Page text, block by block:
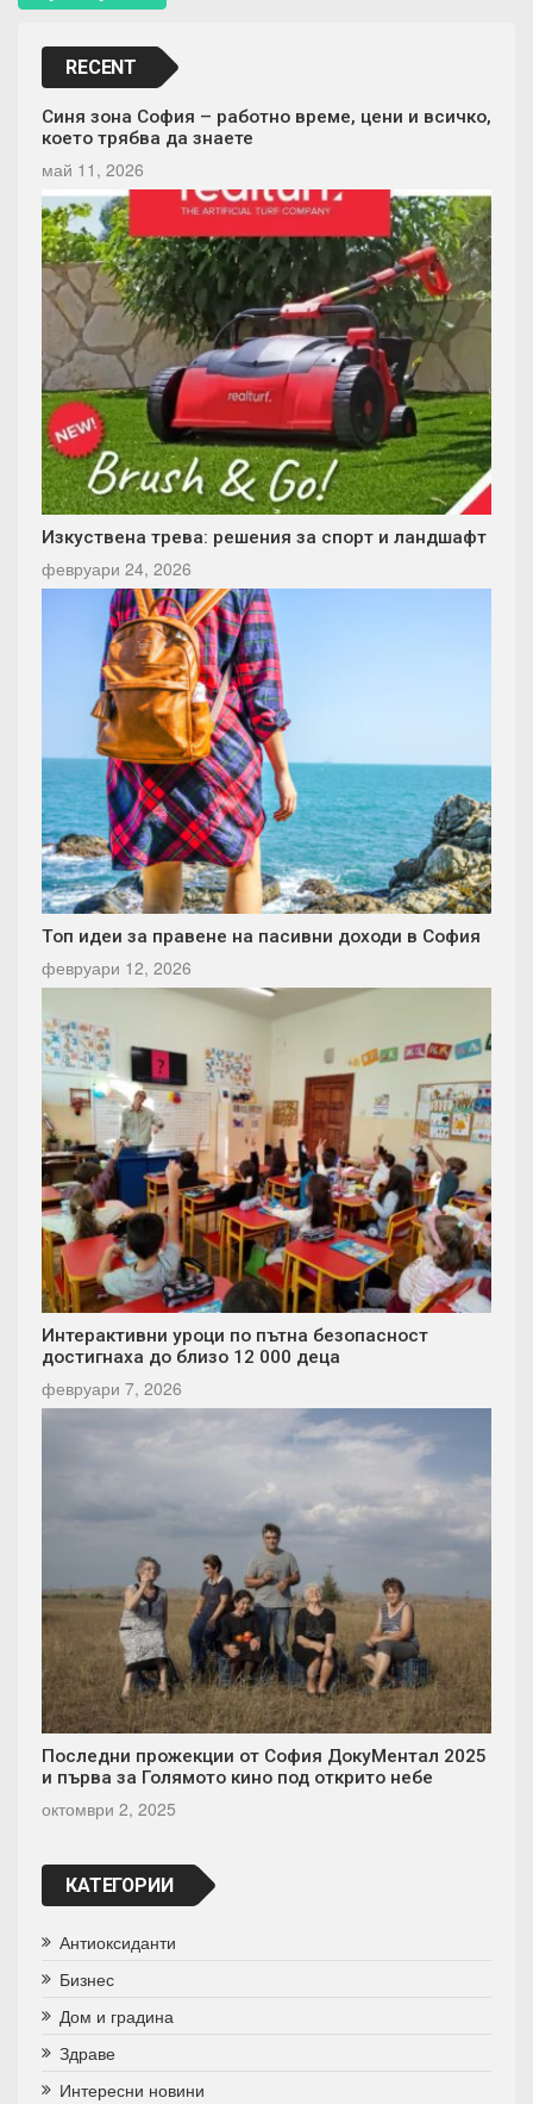
RECENT
Синя зона София – работно време, цени и всичко,
което трябва да знаете
май 11, 2026
Изкуствена трева: решения за спорт и ландшафт
февруари 24, 2026
Топ идеи за правене на пасивни доходи в София
февруари 12, 2026
Интерактивни уроци по пътна безопасност
достигнаха до близо 12 000 деца
февруари 7, 2026
Последни прожекции от София ДокуМентал 2025
и първа за Голямото кино под открито небе
октомври 2, 2025
КАТЕГОРИИ
Антиоксиданти
Бизнес
Дом и градина
Здраве
Интересни новини